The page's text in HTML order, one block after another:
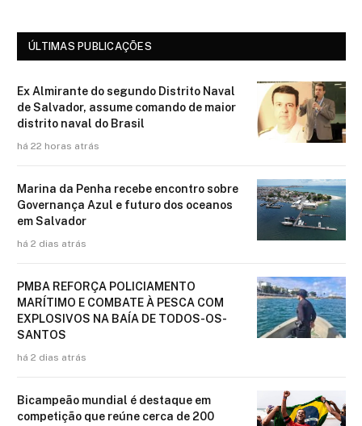
ÚLTIMAS PUBLICAÇÕES
Ex Almirante do segundo Distrito Naval
de Salvador, assume comando de maior
distrito naval do Brasil
há 22 horas atrás
Marina da Penha recebe encontro sobre
Governança Azul e futuro dos oceanos
em Salvador
há 2 dias atrás
PMBA REFORÇA POLICIAMENTO
MARÍTIMO E COMBATE À PESCA COM
EXPLOSIVOS NA BAÍA DE TODOS-OS-
SANTOS
há 2 dias atrás
Bicampeão mundial é destaque em
competição que reúne cerca de 200